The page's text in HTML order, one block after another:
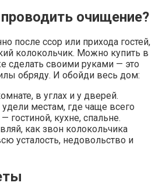
очищение?
после ссор или прихода гостей,
колокольчик. Можно купить в
сделать своими руками — это
обряду. И обойди весь дом:
в углах и у дверей.
местам, где чаще всего
гостиной, кухне, спальне.
как звон колокольчика
усталость, недовольство и